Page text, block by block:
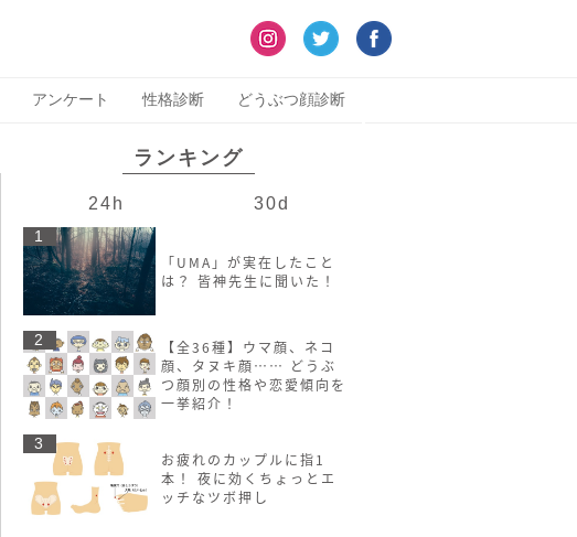
アンケート 性格診断 どうぶつ顔診断
ランキング
24h 30d
1
「UMA」が実在したこと
は？ 皆神先生に聞いた！
2
【全36種】ウマ顔、ネコ
顔、タヌキ顔…… どうぶ
つ顔別の性格や恋愛傾向を
一挙紹介！
3
お疲れのカップルに指1
本！ 夜に効くちょっとエ
ッチなツボ押し